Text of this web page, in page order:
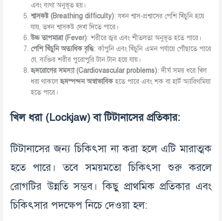
এবং ব্যথা অনুভূত হয়।
শ্বাসকষ্ট(Breathing difficulty): যখন শ্বাস-প্রশ্বাসের পেশি খিঁচুনি হয়ে
যায়, তখন শ্বাসকষ্ট দেখা দিতে পারে।
উচ্চ তাপমাত্রা(Fever): শরীরে জ্বর এবং শীতলতা অনুভূত হতে পারে।
পেশি খিঁচুনি অত্যধিক বৃদ্ধি: কাঁপুনি এবং খিঁচুনি এমন পর্যায়ে পৌঁছাতে পারে
যে, ব্যক্তির শরীর পুরোপুরি টান টান হয়ে যায়।
হৃদরোগের সমস্যা(Cardiovascular problems): দীর্ঘ সময় ধরে খিল
ধরা থাকলেহৃদস্পন্দন অস্বাভাবিকহতে পারে এবং শক বা হার্ট অ্যারিথমিয়া
হতে পারে।
খিল ধরা(Lockjaw)বা টিটানাসের প্রতিকার:
টিটানাসের জন্য চিকিৎসা না করা হলে এটি মারাত্মক
হতে পারে। তবে সময়মতো চিকিৎসা শুরু করলে
রোগটির উন্নতি সম্ভব। কিছু প্রাথমিক প্রতিকার এবং
চিকিৎসার পদক্ষেপ নিচে দেওয়া হল: